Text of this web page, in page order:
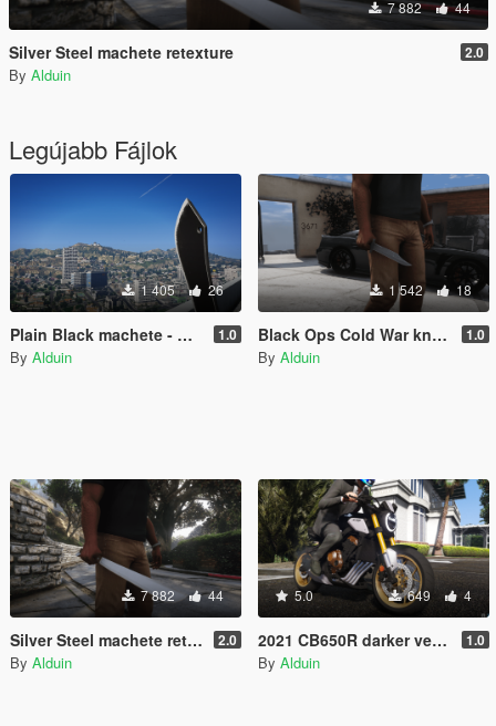
7 882 44
Silver Steel machete retexture 2.0
By Alduin
Legújabb Fájlok
1 405 26
Plain Black machete - Rambo IV knife 1.0
By Alduin
1 542 18
Black Ops Cold War knife - Retexture 1.0
By Alduin
7 882 44
Silver Steel machete retexture 2.0
By Alduin
5.0 649 4
2021 CB650R darker version [Retexture] 1.0
By Alduin